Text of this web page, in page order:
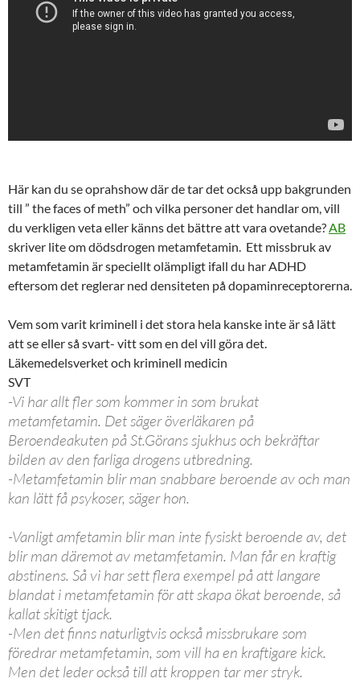
Här kan du se oprahshow där de tar det också upp bakgrunden
till ” the faces of meth” och vilka personer det handlar om, vill
du verkligen veta eller känns det bättre att vara ovetande? AB
skriver lite om dödsdrogen metamfetamin. Ett missbruk av
metamfetamin är speciellt olämpligt ifall du har ADHD
eftersom det reglerar ned densiteten på dopaminreceptorerna.
Vem som varit kriminell i det stora hela kanske inte är så lätt
att se eller så svart- vitt som en del vill göra det.
Läkemedelsverket och kriminell medicin
SVT
-Vi har allt fler som kommer in som brukat
metamfetamin. Det säger överläkaren på
Beroendeakuten på St.Görans sjukhus och bekräftar
bilden av den farliga drogens utbredning.
-Metamfetamin blir man snabbare beroende av och man
kan lätt få psykoser, säger hon.
-Vanligt amfetamin blir man inte fysiskt beroende av, det
blir man däremot av metamfetamin. Man får en kraftig
abstinens. Så vi har sett flera exempel på att langare
blandat i metamfetamin för att skapa ökat beroende, så
kallat skitigt tjack.
-Men det finns naturligtvis också missbrukare som
föredrar metamfetamin, som vill ha en kraftigare kick.
Men det leder också till att kroppen tar mer stryk.